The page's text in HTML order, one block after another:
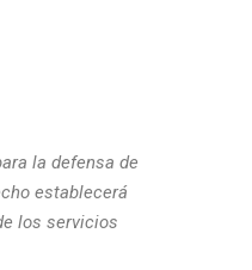
la defensa de
establecerá
los servicios